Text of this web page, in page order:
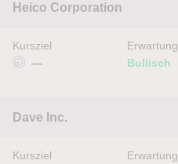
Heico Corporation
Kursziel
—
Erwartung
Bullisch
Dave Inc.
Kursziel
Erwartung